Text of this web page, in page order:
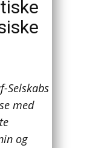
Selskabs
med
og